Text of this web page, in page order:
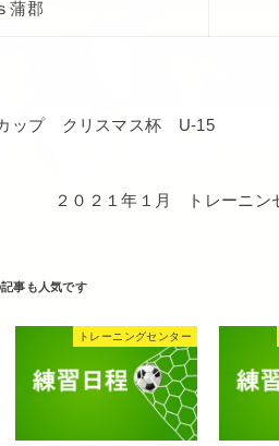
蒲郡
ップ クリスマス杯 U-15
２０２１年１月 トレーニ
トレーニングセンター